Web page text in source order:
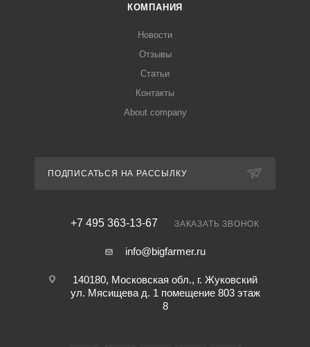
КОМПАНИЯ
Новости
Отзывы
Статьи
Контакты
About company
ПОДПИСАТЬСЯ НА РАССЫЛКУ
+7 495 363-13-67 ЗАКАЗАТЬ ЗВОНОК
info@bigfarmer.ru
140180, Московская обл., г. Жуковский
ул. Мясищева д. 1 помещение 803 этаж
8